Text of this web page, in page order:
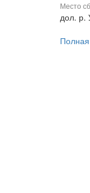
Место
дол. р.
Полная